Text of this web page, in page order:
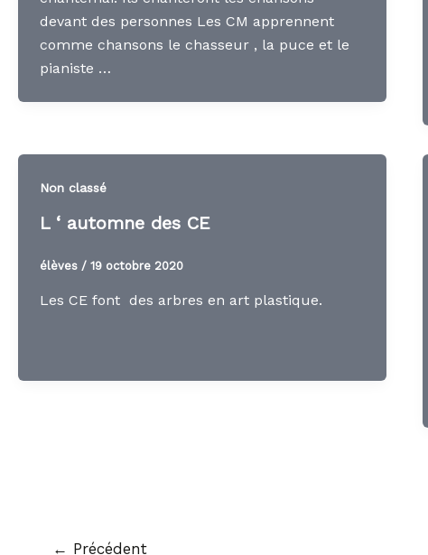
devant des personnes Les CM apprennent
comme chansons le chasseur , la puce et le
pianiste …
Non classé
L ‘ automne des CE
élèves / 19 octobre 2020
Les CE font des arbres en art plastique.
← Précédent